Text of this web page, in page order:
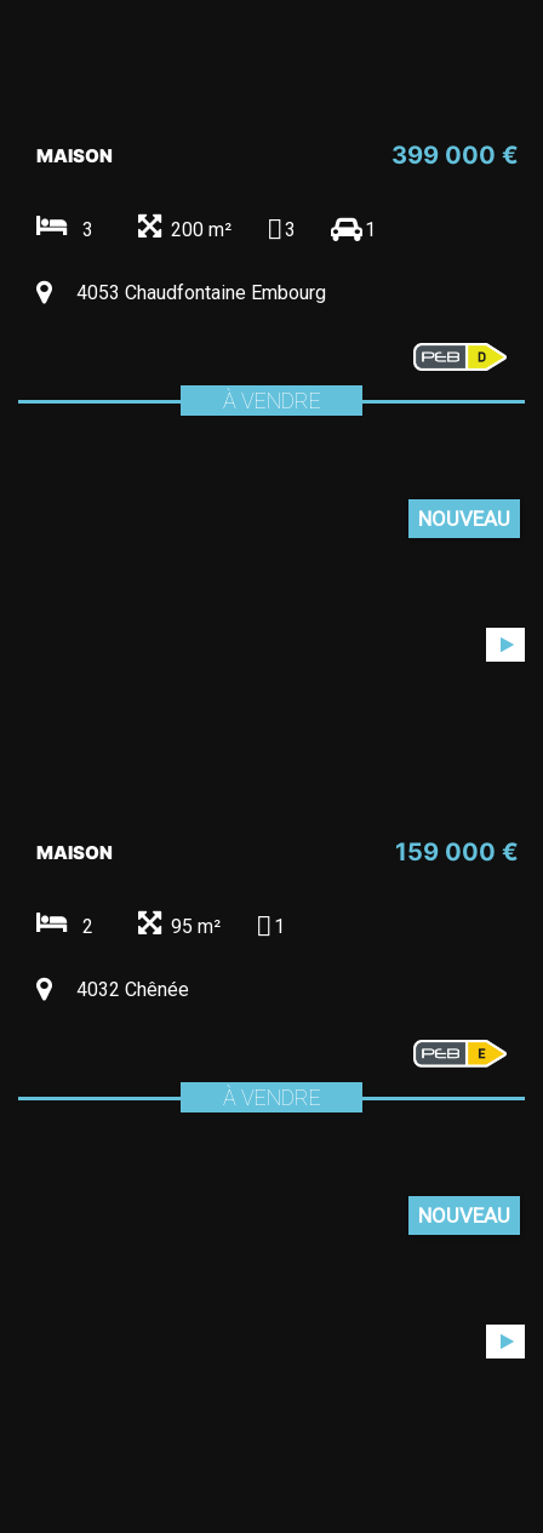
399 000 €
MAISON
3 200 m² 3 1
4053 Chaudfontaine Embourg
À VENDRE
NOUVEAU
159 000 €
MAISON
2 95 m² 1
4032 Chênée
À VENDRE
NOUVEAU